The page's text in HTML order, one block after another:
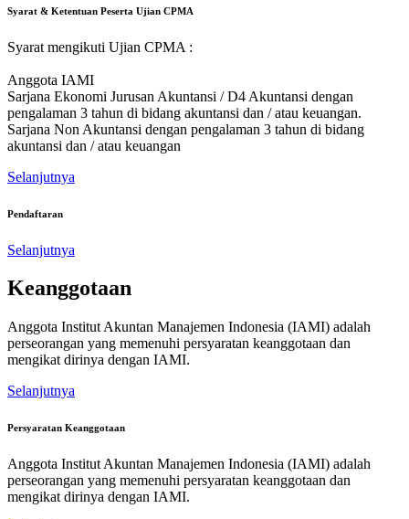
Syarat & Ketentuan Peserta Ujian CPMA
Syarat mengikuti Ujian CPMA :
Anggota IAMI
Sarjana Ekonomi Jurusan Akuntansi / D4 Akuntansi dengan
pengalaman 3 tahun di bidang akuntansi dan / atau keuangan.
Sarjana Non Akuntansi dengan pengalaman 3 tahun di bidang
akuntansi dan / atau keuangan
Selanjutnya
Pendaftaran
Selanjutnya
Keanggotaan
Anggota Institut Akuntan Manajemen Indonesia (IAMI) adalah
perseorangan yang memenuhi persyaratan keanggotaan dan
mengikat dirinya dengan IAMI.
Selanjutnya
Persyaratan Keanggotaan
Anggota Institut Akuntan Manajemen Indonesia (IAMI) adalah
perseorangan yang memenuhi persyaratan keanggotaan dan
mengikat dirinya dengan IAMI.